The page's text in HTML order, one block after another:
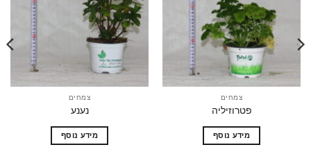
הוסף
לרשימת
המשאלות
פטרוזיליה
מידע נוסף
לרשימת
המשאלות
מידע נוסף